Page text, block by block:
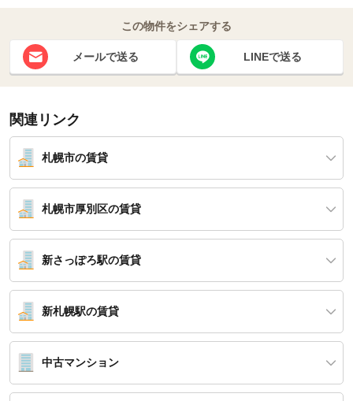
この物件をシェアする
メールで送る LINEで送る
関連リンク
札幌市の賃貸
札幌市厚別区の賃貸
新さっぽろ駅の賃貸
新札幌駅の賃貸
中古マンション